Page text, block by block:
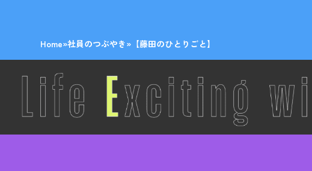
Home»社員のつぶやき» 【藤田のひとりごと】